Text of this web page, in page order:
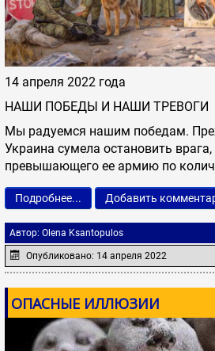
14 апреля 2022 года
НАШИ ПОБЕДЫ И НАШИ ТРЕВОГИ
Мы радуемся нашим победам.
Украина сумела остановить
превышающего ее армию по
Подробнее... Добавить
Автор: Olena Ksantopulos
Опубликовано: 14 апреля 2022
ОПАСНЫЕ ИЛЛЮЗИИ